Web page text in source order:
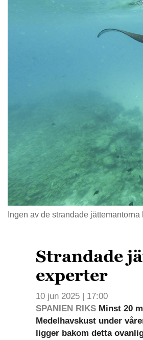
Ingen av de strandade
Strandade
experter
10 jun 2025 | 17:00
SPANIEN RIKS Minst 20
Medelhavskust under
ligger bakom detta